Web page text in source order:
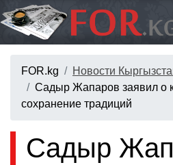
FOR.kg
Новости
Садыр Жапаров заявил о
сохранение традиций
Садыр